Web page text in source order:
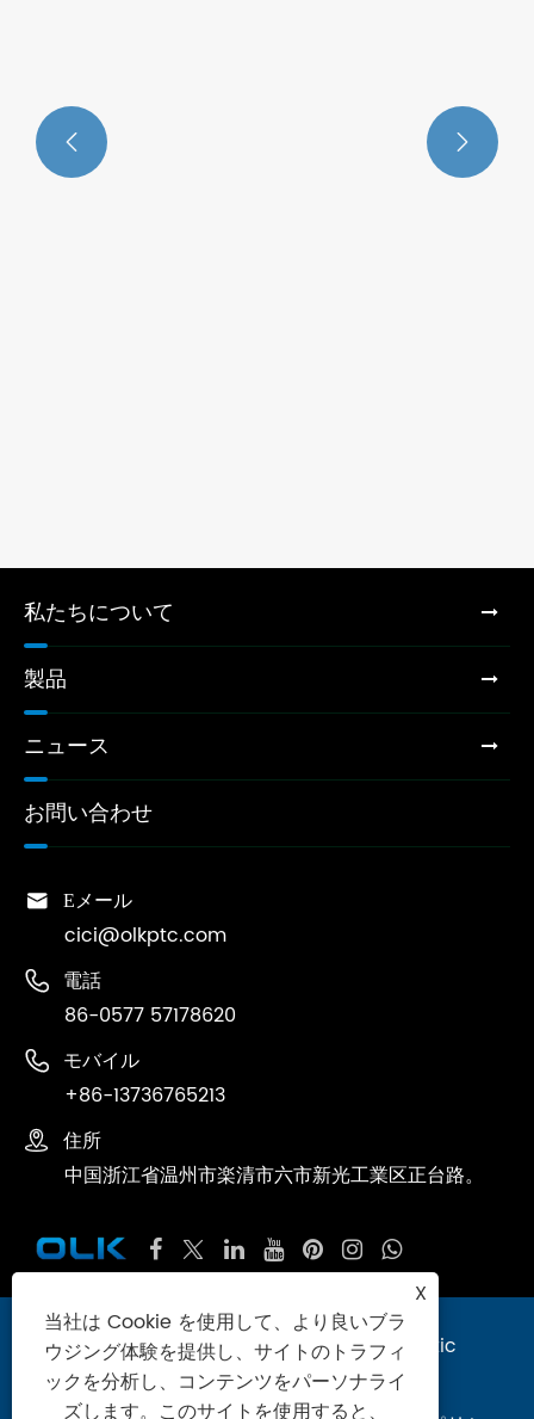
 
私たちについて
製品
ニュース
お問い合わせ
 Eメール
cici@olkptc.com
 電話
86-0577 57178620
 モバイル
+86-13736765213
 住所
中国浙江省温州市楽清市六市新光工業区正台路。
著作権 © 2024 Zhejiang Ouleikai Pneumatic
Co.、Ltd.無断転載を禁じます。
X
当社は Cookie を使用して、より良いブラ
ウジング体験を提供し、サイトのトラフィ
ックを分析し、コンテンツをパーソナライ
ズします。このサイトを使用すると、